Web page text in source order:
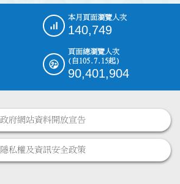
本月頁面瀏覽人次
140,749
頁面總瀏覽人次
(自105.7.15起)
90,401,904
政府網站資料開放宣告
隱私權及資訊安全政策